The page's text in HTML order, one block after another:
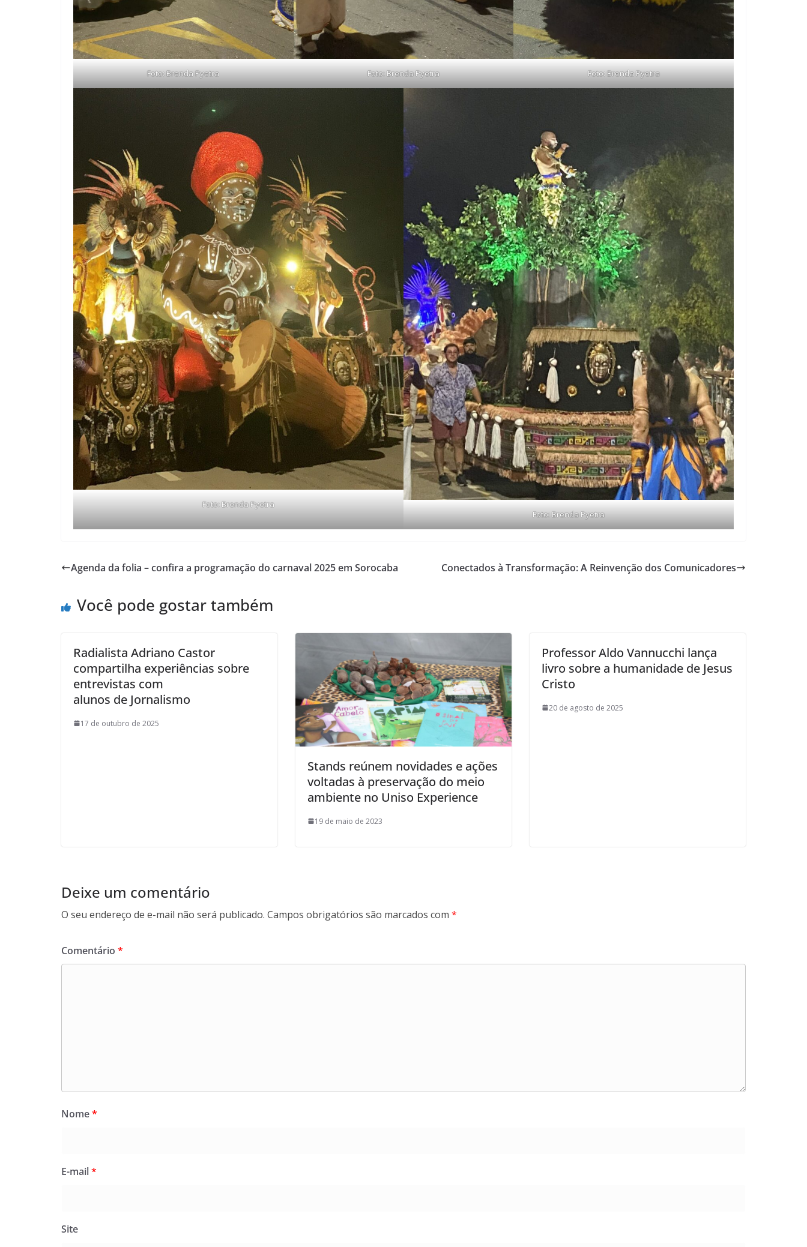
Foto: Brenda Pyetra Foto: Brenda Pyetra Foto: Brenda Pyetra
Foto: Brenda Pyetra
Foto: Brenda Pyetra
Agenda da folia – confira a programação do carnaval 2025 em Sorocaba Conectados à Transformação: A Reinvenção dos Comunicadores
Você pode gostar também
Radialista Adriano Castor
compartilha experiências sobre
entrevistas com
alunos de Jornalismo
17 de outubro de 2025
Stands reúnem novidades e ações
voltadas à preservação do meio
ambiente no Uniso Experience
19 de maio de 2023
Professor Aldo Vannucchi lança
livro sobre a humanidade de Jesus
Cristo
20 de agosto de 2025
Deixe um comentário
O seu endereço de e-mail não será publicado. Campos obrigatórios são marcados com *
Comentário *
Nome*
E-mail*
Site